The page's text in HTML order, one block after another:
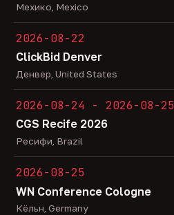
Мехико, Mexico
2026-08-22
ClickBid Denver
Денвер, United States
2026-08-24 - 2026-08-25
CGS Recife 2026
Ресифи, Brazil
2026-08-25
WN Conference Cologne
Кёльн, Germany